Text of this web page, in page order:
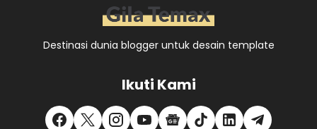
Destinasi dunia blogger untuk desain template
Ikuti Kami